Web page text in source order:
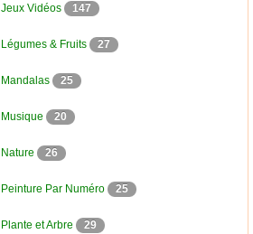
Jeux Vidéos 147
Légumes & Fruits 27
Mandalas 25
Musique 20
Nature 26
Peinture Par Numéro 25
Plante et Arbre 29